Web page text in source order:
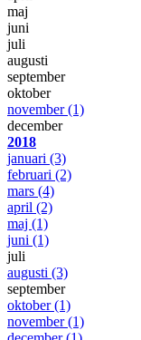
maj
juni
juli
augusti
september
oktober
november(1)
december
2018
januari (3)
februari (2)
mars (4)
april (2)
maj (1)
juni (1)
juli
augusti (3)
september
oktober(1)
november(1)